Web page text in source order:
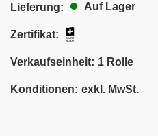
Lieferung: Auf Lager
Zertifikat:
Verkaufseinheit: 1 Rolle
Konditionen: exkl. MwSt.